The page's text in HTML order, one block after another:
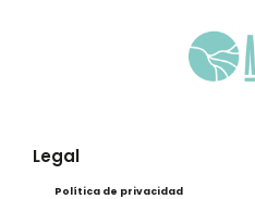
Legal
Política de privacidad